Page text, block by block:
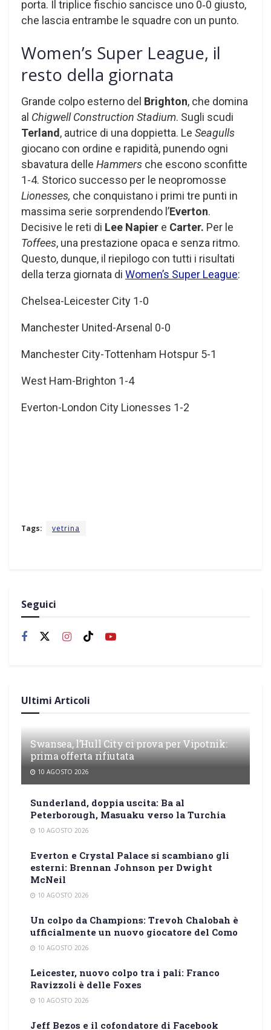
porta. Il triplice fischio sancisce uno 0‑0 giusto,
che lascia entrambe le squadre con un punto.
Women’s Super League, il
resto della giornata
Grande colpo esterno del Brighton, che domina
al Chigwell Construction Stadium. Sugli scudi
Terland, autrice di una doppietta. Le Seagulls
giocano con ordine e rapidità, punendo ogni
sbavatura delle Hammers che escono sconfitte
1-4. Storico successo per le neopromosse
Lionesses, che conquistano i primi tre punti in
massima serie sorprendendo l’Everton.
Decisive le reti di Lee Napier e Carter. Per le
Toffees, una prestazione opaca e senza ritmo.
Questo, dunque, il riepilogo con tutti i risultati
della terza giornata di Women’s Super League:
Chelsea-Leicester City 1-0
Manchester United-Arsenal 0-0
Manchester City-Tottenham Hotspur 5-1
West Ham-Brighton 1-4
Everton-London City Lionesses 1-2
Tags: vetrina
Seguici
Ultimi Articoli
Swansea, l’Hull City ci prova per Vipotnik:
prima offerta rifiutata
10 AGOSTO 2026
Sunderland, doppia uscita: Ba al
Peterborough, Masuaku verso la Turchia
10 AGOSTO 2026
Everton e Crystal Palace si scambiano gli
esterni: Brennan Johnson per Dwight
McNeil
10 AGOSTO 2026
Un colpo da Champions: Trevoh Chalobah è
ufficialmente un nuovo giocatore del Como
10 AGOSTO 2026
Leicester, nuovo colpo tra i pali: Franco
Ravizzoli è delle Foxes
10 AGOSTO 2026
Jeff Bezos e il cofondatore di Facebook